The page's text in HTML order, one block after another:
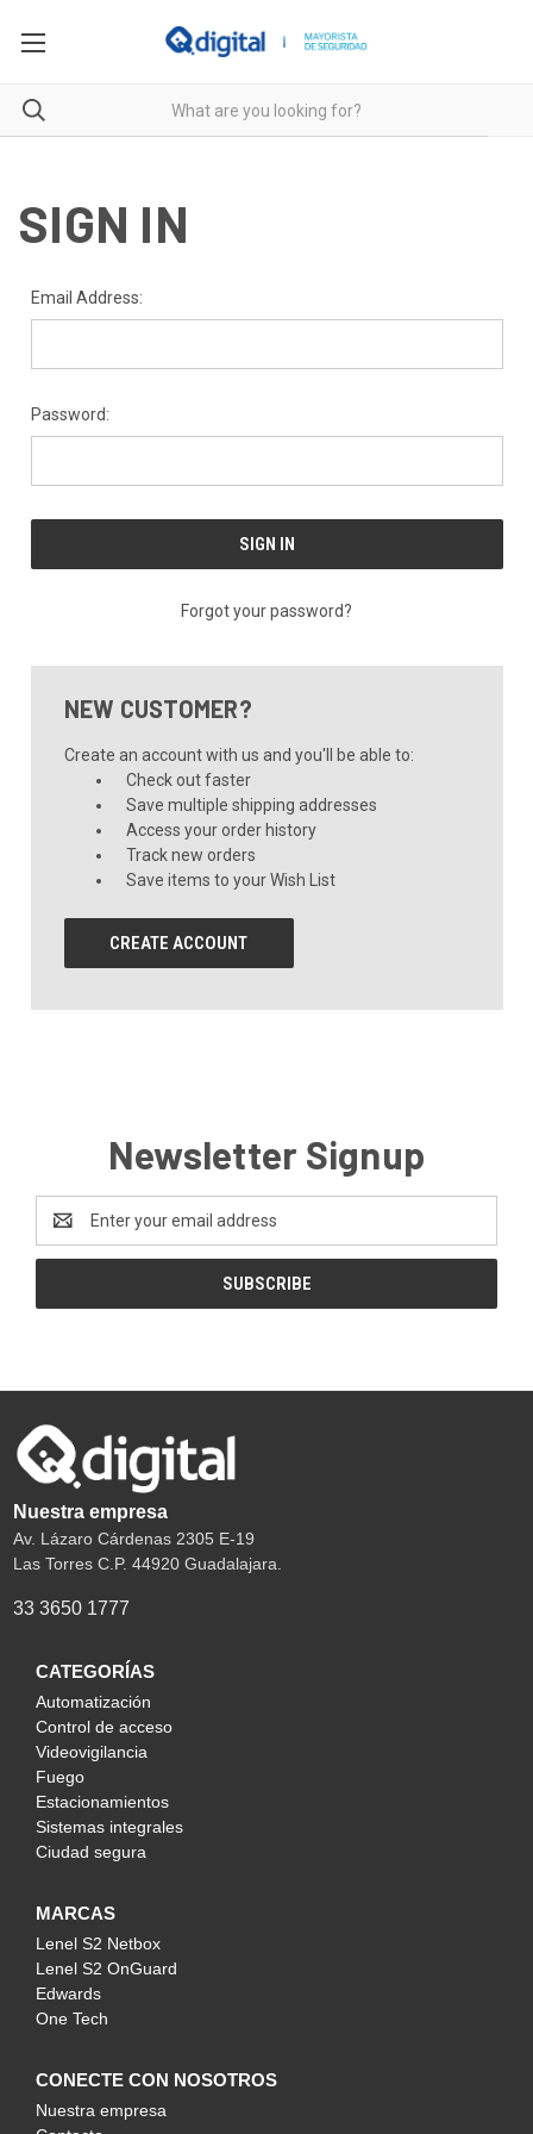
SIGN IN
Email Address:
Password:
Forgot your password?
NEW CUSTOMER?
Create an account with us and you'll be able to:
Check out faster
Save multiple shipping addresses
Access your order history
Track new orders
Save items to your Wish List
CREATE ACCOUNT
Newsletter Signup
Address
Nuestra empresa
Av. Lázaro Cárdenas 2305 E-19
Las Torres C.P. 44920 Guadalajara.
33 3650 1777
CATEGORÍAS
Automatización
Control de acceso
Videovigilancia
Fuego
Estacionamientos
Sistemas integrales
Ciudad segura
MARCAS
Lenel S2 Netbox
Lenel S2 OnGuard
Edwards
One Tech
CONECTE CON NOSOTROS
Nuestra empresa